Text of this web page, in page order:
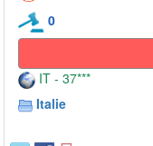
0
IT - 37***
Italie